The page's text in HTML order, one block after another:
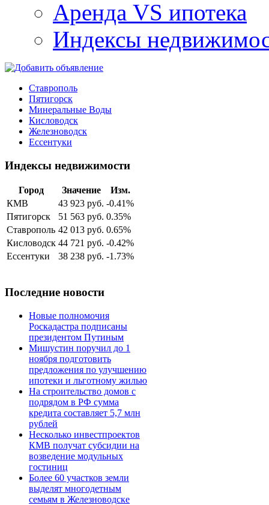
Аренда VS ипотека
Индексы
Ставрополь
Пятигорск
Минеральные Воды
Кисловодск
Железноводск
Ессентуки
Индексы недвижимости
Город Значение
Изм.
КМВ
43 923 руб. -0.41%
Пятигорск
51 563 руб. 0.35%
Ставрополь 42 013 руб. 0.65%
Кисловодск 44 721 руб. -0.42%
Ессентуки
38 238 руб. -1.73%
Последние новости
Новые полномочия
Роскадастра подписаны
президентом Путиным
Мишустин поручил до 1
ноября подготовить
предложения по улучшению
ипотеки и льготному жилью
На строительство домов с
подрядом в РФ сумма
кредита составляет 5,7 млн
рублей
Несколько инвестпроектов
КМВ получат субсидии на
возведение модульных
гостиниц
Более 60 участков земли
выделят многодетным
семьям в Железноводске